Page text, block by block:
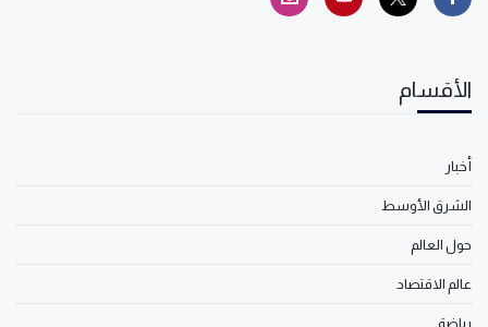
الأقسام
أخبار
الشرق الأوسط
حول العالم
عالم الاقتصاد
رياضة